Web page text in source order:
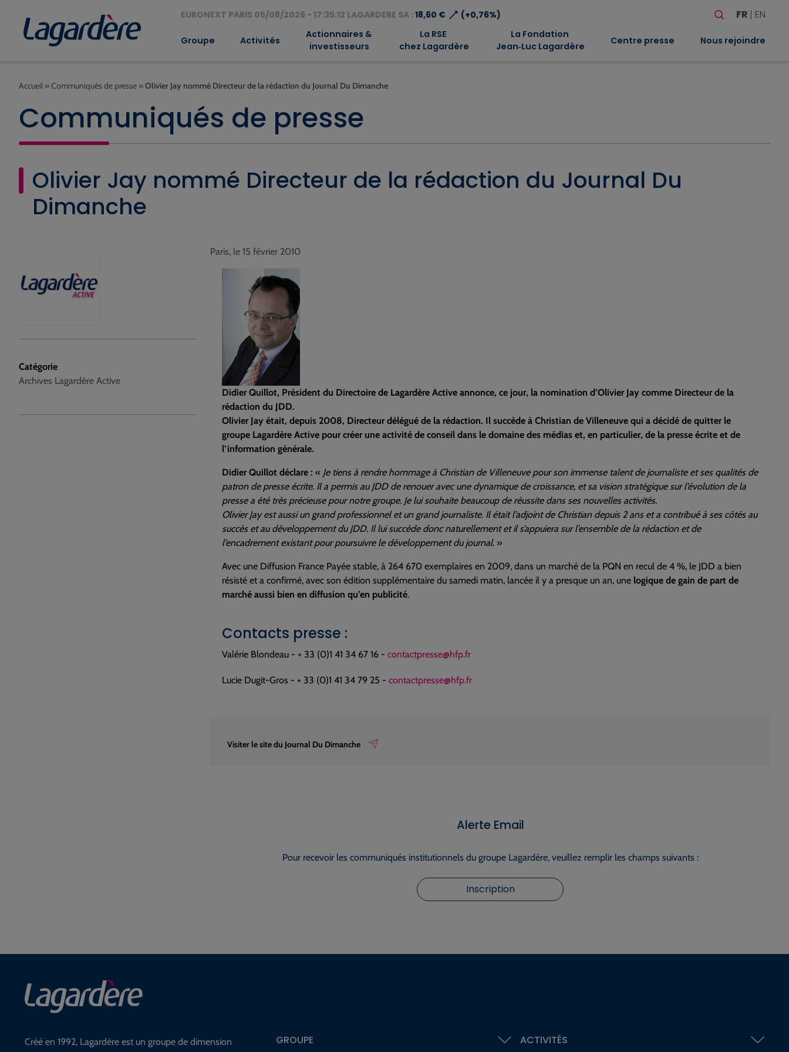
EURONEXT PARIS 05/08/2026 - 17:35:12 LAGARDERE SA : 18,60 €⟶ (+0,76%)
Rechercher
FR EN
Groupe Activités
Actionnaires &
investisseurs
La RSE
chez Lagardère
La Fondation
Jean‑Luc Lagardère
Centre presse Nous rejoindre
Accueil »Communiqués de presse »Olivier Jay nommé Directeur de la rédaction du Journal Du Dimanche
Communiqués de presse
Olivier Jay nommé Directeur de la rédaction du Journal Du
Dimanche
Catégorie
Archives Lagardère Active
Paris, le 15 février 2010
Didier Quillot, Président du Directoire de Lagardère Active annonce, ce jour, la nomination d’Olivier Jay comme Directeur de la
rédaction du JDD.
Olivier Jay était, depuis 2008, Directeur délégué de la rédaction. Il succède à Christian de Villeneuve qui a décidé de quitter le
groupe Lagardère Active pour créer une activité de conseil dans le domaine des médias et, en particulier, de la presse écrite et de
l’information générale.
Didier Quillot déclare : « Je tiens à rendre hommage à Christian de Villeneuve pour son immense talent de journaliste et ses qualités de
patron de presse écrite. Il a permis au JDD de renouer avec une dynamique de croissance, et sa vision stratégique sur l’évolution de la
presse a été très précieuse pour notre groupe. Je lui souhaite beaucoup de réussite dans ses nouvelles activités.
Olivier Jay est aussi un grand professionnel et un grand journaliste. Il était l’adjoint de Christian depuis 2 ans et a contribué à ses côtés au
succès et au développement du JDD. Il lui succède donc naturellement et il s’appuiera sur l’ensemble de la rédaction et de
l’encadrement existant pour poursuivre le développement du journal. »
Avec une Diffusion France Payée stable, à 264 670 exemplaires en 2009, dans un marché de la PQN en recul de 4 %, le JDD a bien
résisté et a confirmé, avec son édition supplémentaire du samedi matin, lancée il y a presque un an, une logique de gain de part de
marché aussi bien en diffusion qu’en publicité.
Contacts presse :
Valérie Blondeau - + 33 (0)1 41 34 67 16 - contactpresse@hfp.fr
Lucie Dugit-Gros - + 33 (0)1 41 34 79 25 - contactpresse@hfp.fr
Visiter le site du Journal Du Dimanche
Alerte Email
Pour recevoir les communiqués institutionnels du groupe Lagardère, veuillez remplir les champs suivants :
Inscription
Créé en 1992, Lagardère est un groupe de dimension
GROUPE ACTIVITÉS